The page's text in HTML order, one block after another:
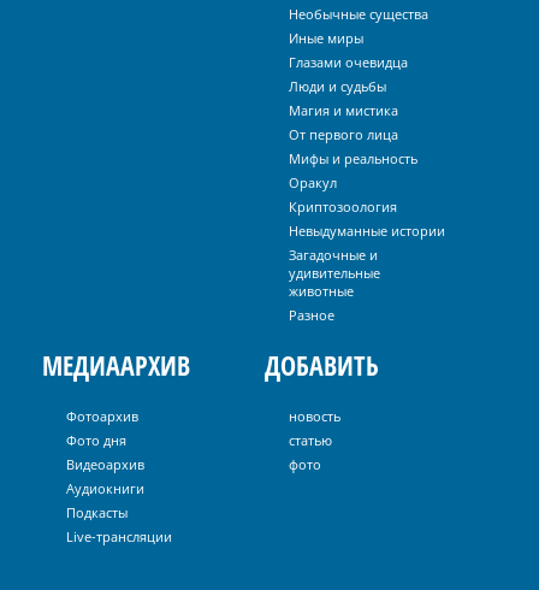
Необычные существа
Иные миры
Глазами очевидца
Люди и судьбы
Магия и мистика
От первого лица
Мифы и реальность
Оракул
Криптозоология
Невыдуманные истории
Загадочные и
удивительные
животные
Разное
МЕДИААРХИВ
Фотоархив
Фото дня
Видеоархив
Аудиокниги
Подкасты
Live-трансляции
ДОБАВИТЬ
новость
статью
фото